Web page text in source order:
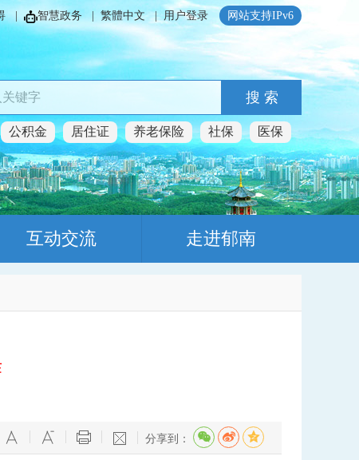
| 智慧政务| 繁體中文| 用户登录 网站支持IPv6
搜 索
公积金 居住证 养老保险 社保 医保
互动交流 走进郁南
分享到：